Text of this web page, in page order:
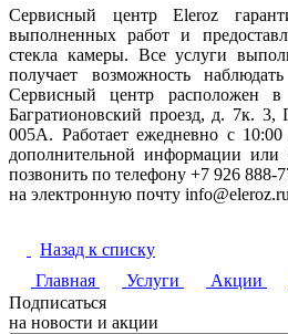
Сервисный центр Eleroz
выполненных работ и
стекла камеры. Все услуги
получает возможность
Сервисный центр расположен
Багратионовский проезд, д. 7к.
005A. Работает ежедневно с
дополнительной информации
позвонить по телефону +7 926 888-
на электронную почту
Назад к списку
Главная
Услуги Акции
Подписаться
на новости и акции